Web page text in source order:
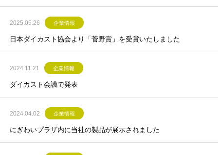
2025.05.26 企業情報
日本ダイカスト協会より「菅野賞」を受賞いたしました
2024.11.21 企業情報
ダイカスト会議で発表
2024.04.02 企業情報
にぎわいプラザ内に当社の製品が展示されました